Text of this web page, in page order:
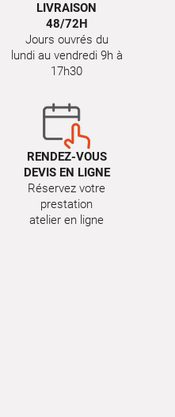
LIVRAISON
48/72H
Jours ouvrés du
lundi au vendredi 9h à
17h30
RENDEZ-VOUS
DEVIS EN LIGNE
Réservez votre
prestation
atelier en ligne